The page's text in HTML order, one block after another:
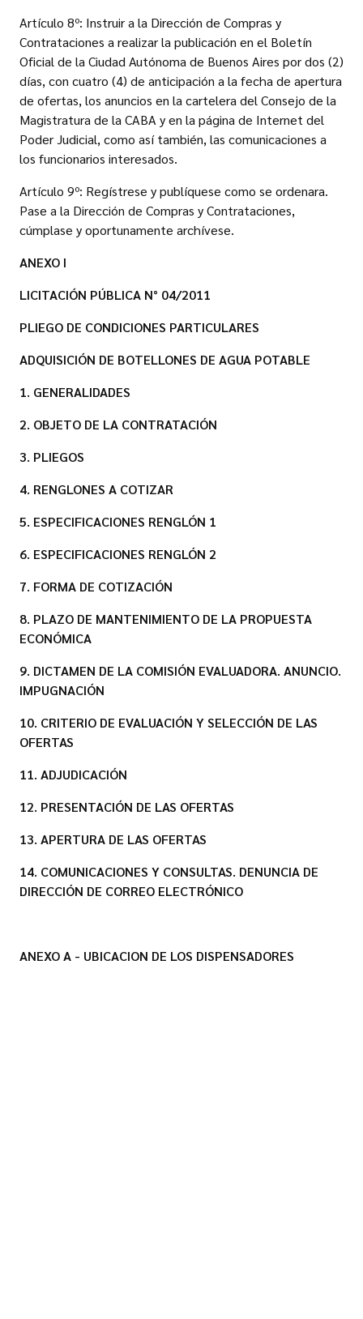
Artículo 8º: Instruir a la Dirección de Compras y
Contrataciones a realizar la publicación en el Boletín
Oficial de la Ciudad Autónoma de Buenos Aires por dos (2)
días, con cuatro (4) de anticipación a la fecha de apertura
de ofertas, los anuncios en la cartelera del Consejo de la
Magistratura de la CABA y en la página de Internet del
Poder Judicial, como así también, las comunicaciones a
los funcionarios interesados.
Artículo 9º: Regístrese y publíquese como se ordenara.
Pase a la Dirección de Compras y Contrataciones,
cúmplase y oportunamente archívese.
ANEXO I
LICITACIÓN PÚBLICA N° 04/2011
PLIEGO DE CONDICIONES PARTICULARES
ADQUISICIÓN DE BOTELLONES DE AGUA POTABLE
1. GENERALIDADES
2. OBJETO DE LA CONTRATACIÓN
3. PLIEGOS
4. RENGLONES A COTIZAR
5. ESPECIFICACIONES RENGLÓN 1
6. ESPECIFICACIONES RENGLÓN 2
7. FORMA DE COTIZACIÓN
8. PLAZO DE MANTENIMIENTO DE LA PROPUESTA
ECONÓMICA
9. DICTAMEN DE LA COMISIÓN EVALUADORA. ANUNCIO.
IMPUGNACIÓN
10. CRITERIO DE EVALUACIÓN Y SELECCIÓN DE LAS
OFERTAS
11. ADJUDICACIÓN
12. PRESENTACIÓN DE LAS OFERTAS
13. APERTURA DE LAS OFERTAS
14. COMUNICACIONES Y CONSULTAS. DENUNCIA DE
DIRECCIÓN DE CORREO ELECTRÓNICO
ANEXO A - UBICACION DE LOS DISPENSADORES